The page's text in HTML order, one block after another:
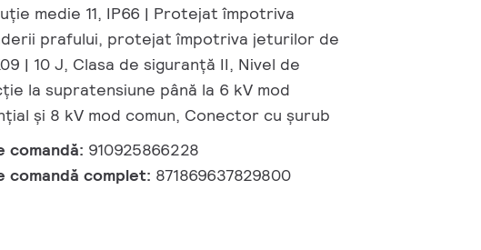
medie 11, IP66 | Protejat împotriva
prafului, protejat împotriva jeturilor de
| 10 J, Clasa de siguranță II, Nivel de
la supratensiune până la 6 kV mod
și 8 kV mod comun, Conector cu șurub
comandă: 910925866228
comandă complet: 871869637829800